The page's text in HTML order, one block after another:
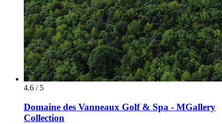
4.6 / 5
Domaine des Vanneaux Golf & Spa - MGallery
Collection